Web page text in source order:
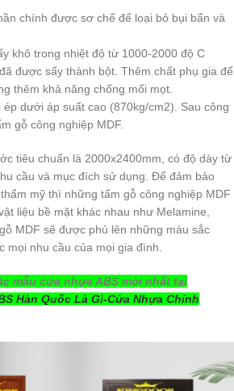
chính được sơ chế để loại bỏ bụi bẩn và
khô trong nhiệt độ từ 1000-2000 độ C
được sấy thành bột. Thêm chất phụ gia để
thêm khả năng chống mối mọt.
dưới áp suất cao (870kg/cm2). Sau công
gỗ công nghiệp MDF.
tiêu chuẩn là 2000x2400mm, có độ dày từ
cầu và mục đích sử dụng. Để đảm bảo
mỹ thì những tấm gỗ công nghiệp MDF
liệu bề mặt khác nhau như Melamine,
MDF sẽ được phủ lên những màu sắc
mọi nhu cầu của mọi gia đình.
mẫu cửa nhựa ABS mới nhất tại
Hàn Quốc Là Gì-Cửa Nhựa Chính